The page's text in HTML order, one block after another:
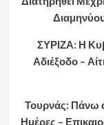
ΣΥΡΙΖΑ: Η
Αδιέξοδο –
Τουρνάς: Πάνω
Ημέρες –